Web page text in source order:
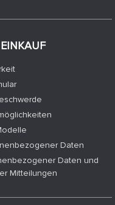
Daten
Daten und
Mitteilungen